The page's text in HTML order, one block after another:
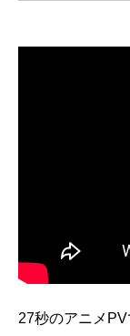
27秒のアニメ